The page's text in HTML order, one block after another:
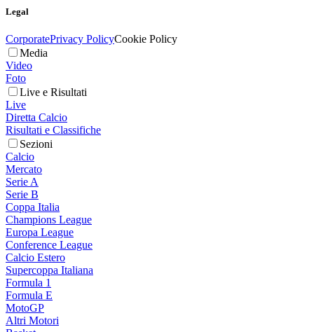
Legal
CorporatePrivacy PolicyCookie Policy
Media
Video
Foto
Live e Risultati
Live
Diretta Calcio
Risultati e Classifiche
Sezioni
Calcio
Mercato
Serie A
Serie B
Coppa Italia
Champions League
Europa League
Conference League
Calcio Estero
Supercoppa Italiana
Formula 1
Formula E
MotoGP
Altri Motori